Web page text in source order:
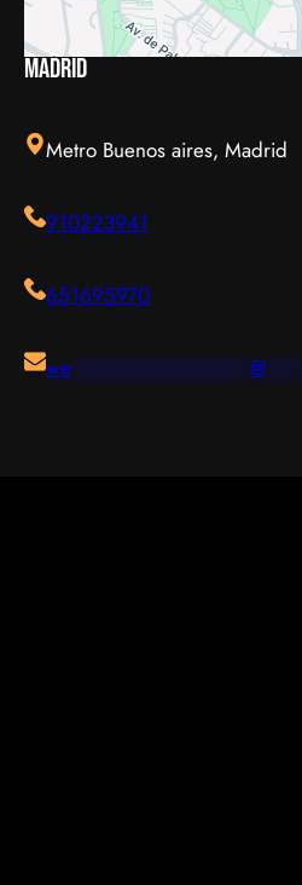
Madrid
Metro Buenos aires, Madrid
910223941
651695970
we*************** @